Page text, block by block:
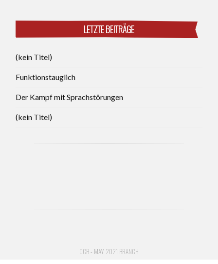
LETZTE BEITRÄGE
(kein Titel)
Funktionstauglich
Der Kampf mit Sprachstörungen
(kein Titel)
CCB - MAY 2021 BRANCH